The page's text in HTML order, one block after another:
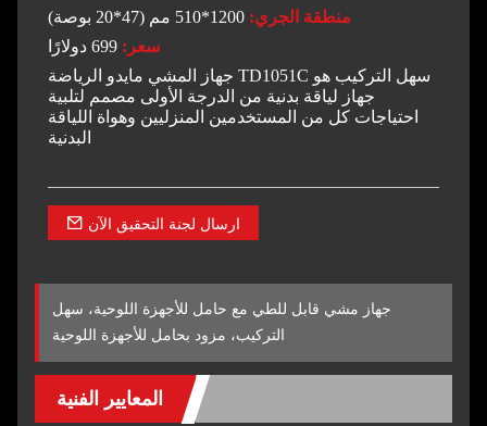
منطقة الجري: 1200*510 مم (47*20 بوصة)
سعر: 699 دولارًا
جهاز المشي مايدو الرياضة TD1051C سهل التركيب هو
جهاز لياقة بدنية من الدرجة الأولى مصمم لتلبية
احتياجات كل من المستخدمين المنزليين وهواة اللياقة
البدنية
ارسال لجنة التحقيق الآن
جهاز مشي قابل للطي مع حامل للأجهزة اللوحية، سهل
التركيب، مزود بحامل للأجهزة اللوحية
المعايير الفنية